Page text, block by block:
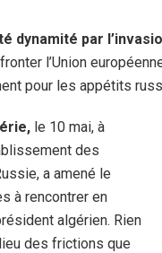
dynamité par
l’Union
pour les appétits
le 10 mai, à
des
a amené le
à rencontrer en
algérien. Rien
des frictions que